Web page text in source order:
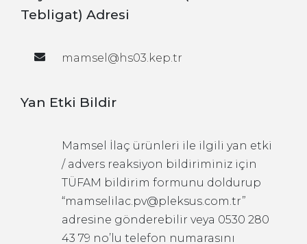
Tebligat) Adresi
mamsel@hs03.kep.tr
Yan Etki Bildir
Mamsel İlaç ürünleri ile ilgili yan etki
/ advers reaksiyon bildiriminiz için
TÜFAM bildirim formunu doldurup
“mamselilac.pv@pleksus.com.tr”
adresine gönderebilir veya 0530 280
43 79 no’lu telefon numarasını